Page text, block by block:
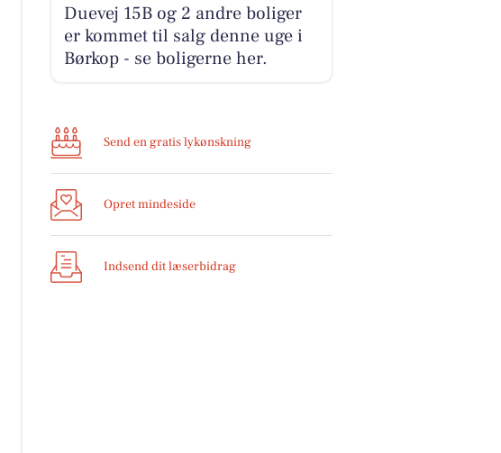
Duevej 15B og 2 andre boliger
er kommet til salg denne uge i
Børkop - se boligerne her.
Send en gratis lykønskning
Opret mindeside
Indsend dit læserbidrag